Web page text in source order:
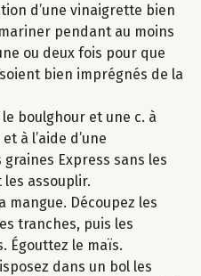
d’une vinaigrette bien
pendant au moins
ou deux fois pour que
bien imprégnés de la
boulghour et une c. à
à l’aide d’une
Express sans les
assouplir.
mangue. Découpez les
tranches, puis les
Égouttez le maïs.
dans un bol les